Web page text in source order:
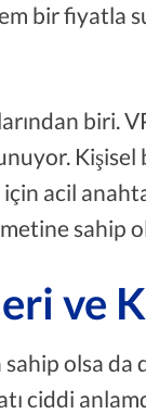
bir fiyatla
biri.
Kişisel
acil
sahip
ve
olsa
ciddi